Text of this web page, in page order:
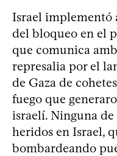
Israel implementó
del bloqueo en el
que comunica
represalia por el
de Gaza de
fuego que
israelí. Ninguna de
heridos en Israel,
bombardeando